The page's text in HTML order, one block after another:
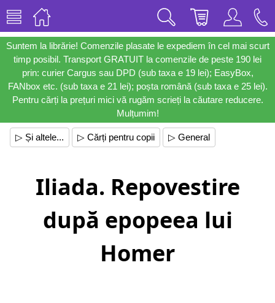
Suntem la librărie! Comenzile plasate le expediem în cel mai scurt
timp posibil. Transport GRATUIT la comenzile de peste 190 lei
prin: curier Cargus sau DPD (sub taxa e 19 lei); EasyBox,
FANbox etc. (sub taxa e 21 lei); poșta română (sub taxa e 25 lei).
Pentru cărți la prețuri mici vă rugăm scrieți la căutare reducere.
Mulțumim!
▷ Și altele... ▷ Cărți pentru copii ▷ General
Iliada. Repovestire
după epopeea lui
Homer